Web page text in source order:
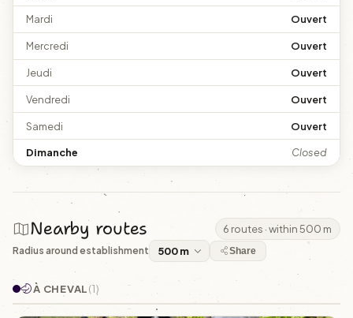
Mardi Ouvert
Mercredi Ouvert
Jeudi Ouvert
Vendredi Ouvert
Samedi Ouvert
Dimanche Closed
Nearby routes 6 routes · within 500 m
Radius around establishment Share
À CHEVAL(1)